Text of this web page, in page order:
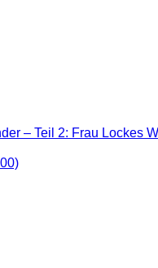
– Teil 2: Frau Lockes